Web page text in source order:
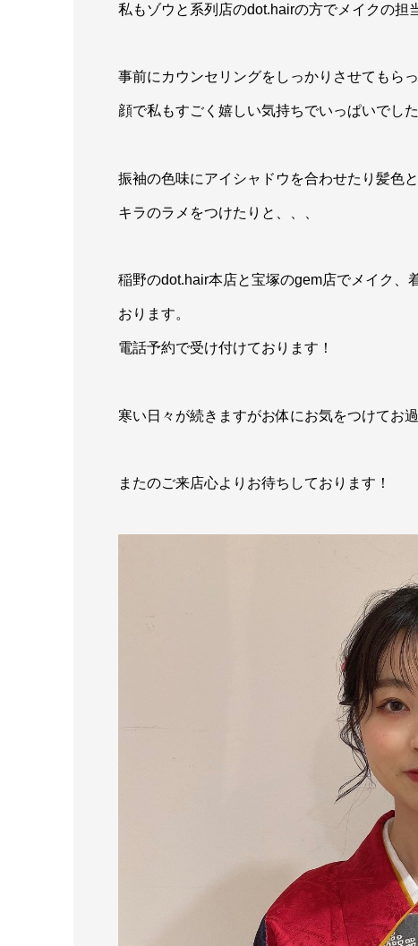
私もゾウと系列店のdot.hairの方でメイクの担
事前にカウンセリングをしっかりさせてもら
顔で私もすごく嬉しい気持ちでいっぱいでした
振袖の色味にアイシャドウを合わせたり髪色
キラのラメをつけたりと、、、
稲野のdot.hair本店と宝塚のgem店でメイク、
おります。
電話予約で受け付けております！
寒い日々が続きますがお体にお気をつけてお
またのご来店心よりお待ちしております！